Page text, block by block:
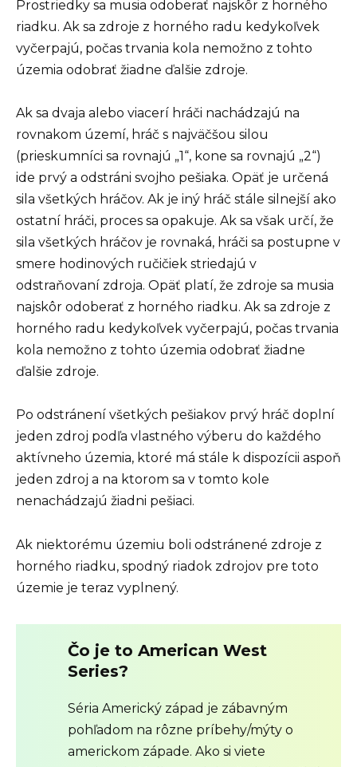
Prostriedky sa musia odoberať najskôr z horného
riadku. Ak sa zdroje z horného radu kedykoľvek
vyčerpajú, počas trvania kola nemožno z tohto
územia odobrať žiadne ďalšie zdroje.
Ak sa dvaja alebo viacerí hráči nachádzajú na
rovnakom území, hráč s najväčšou silou
(prieskumníci sa rovnajú „1“, kone sa rovnajú „2“)
ide prvý a odstráni svojho pešiaka. Opäť je určená
sila všetkých hráčov. Ak je iný hráč stále silnejší ako
ostatní hráči, proces sa opakuje. Ak sa však určí, že
sila všetkých hráčov je rovnaká, hráči sa postupne v
smere hodinových ručičiek striedajú v
odstraňovaní zdroja. Opäť platí, že zdroje sa musia
najskôr odoberať z horného riadku. Ak sa zdroje z
horného radu kedykoľvek vyčerpajú, počas trvania
kola nemožno z tohto územia odobrať žiadne
ďalšie zdroje.
Po odstránení všetkých pešiakov prvý hráč doplní
jeden zdroj podľa vlastného výberu do každého
aktívneho územia, ktoré má stále k dispozícii aspoň
jeden zdroj a na ktorom sa v tomto kole
nenachádzajú žiadni pešiaci.
Ak niektorému územiu boli odstránené zdroje z
horného riadku, spodný riadok zdrojov pre toto
územie je teraz vyplnený.
Čo je to American West
Series?
Séria Americký západ je zábavným
pohľadom na rôzne príbehy/mýty o
americkom západe. Ako si viete